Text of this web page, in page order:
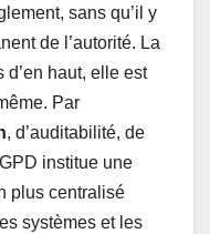
sans qu’il y
de l’autorité. La
d’en haut, elle est
Par
, d’auditabilité, de
institue une
plus centralisé
systèmes et les